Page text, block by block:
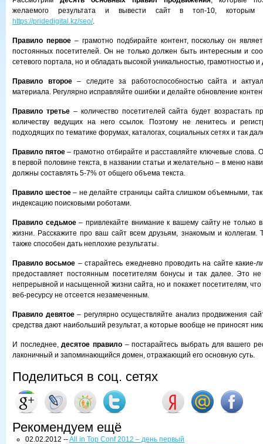
желаемого результата и вывести сайт в топ-10, которым
https://pridedigital.kz/seo/.
Правило первое– грамотно подбирайте контент, поскольку он
постоянных посетителей. Он не только должен быть интересным и
сетевого портала, но и обладать высокой уникальностью, грамотностью
Правило второе– следите за работоспособностью сайта и
материала. Регулярно исправляйте ошибки и делайте обновление
Правило третье– количество посетителей сайта будет возрастать
количеству ведущих на него ссылок. Поэтому не ленитесь и
подходящих по тематике форумах, каталогах, социальных сетях и так
Правило пятое– грамотно отбирайте и расставляйте ключевые слова.
в первой половине текста, в названии статьи и желательно – в меню
должны составлять 5-7% от общего объема текста.
Правило шестое– не делайте страницы сайта слишком объемными, так
индексацию поисковыми роботами.
Правило седьмое– привлекайте внимание к вашему сайту не только
жизни. Расскажите про ваш сайт всем друзьям, знакомым и коллегам.
также способен дать неплохие результаты.
Правило восьмое – старайтесь ежедневно проводить на сайте какие-
предоставляет постоянным посетителям бонусы и так далее. Это не
непрерывной и насыщенной жизни сайта, но и покажет посетителям,
веб-ресурсу не отсеется незамеченным.
Правило девятое– регулярно осуществляйте анализ продвижения
средства дают наибольший результат, а которые вообще не приносят
И последнее,десятое правило – постарайтесь выбрать для вашего
лаконичный и запоминающийся домен, отражающий его основную суть.
Поделиться в соц. сетях
Рекомендуем ещё
02.02.2012 --All in Top Conf 2012 – день первый